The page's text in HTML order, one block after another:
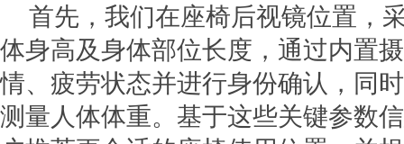
首先，我们在座椅后视镜位置，
体身高及身体部位长度，通过内置
情、疲劳状态并进行身份确认，同
测量人体体重。基于这些关键参数